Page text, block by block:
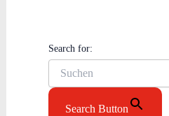
Search for:
Search Button